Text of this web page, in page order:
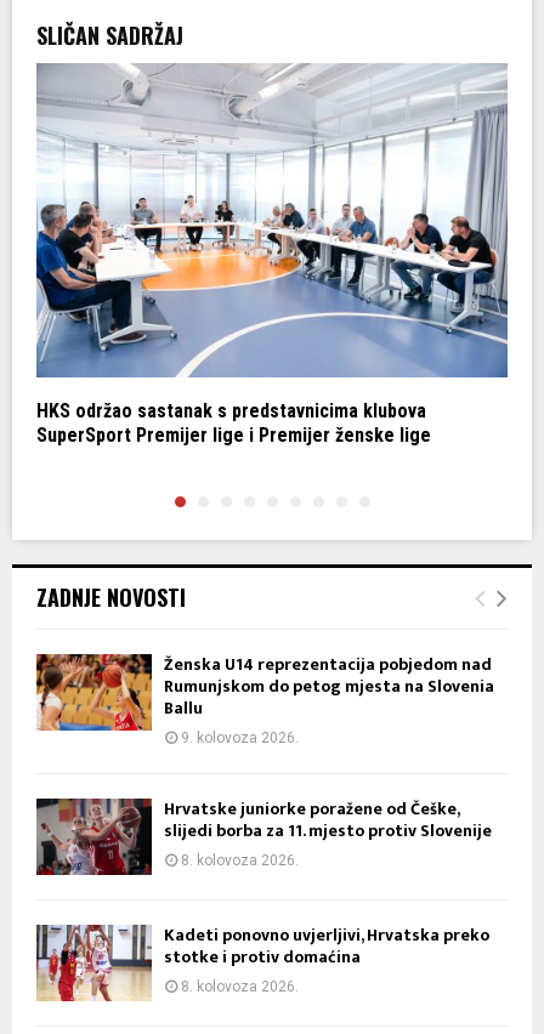
a
p
s
a
SLIČAN SADRŽAJ
HKS održao sastanak s predstavnicima klubova
SuperSport Premijer lige i Premijer ženske lige
ZADNJE NOVOSTI
Ženska U14 reprezentacija pobjedom nad
Rumunjskom do petog mjesta na Slovenia
Ballu
9. kolovoza 2026.
Hrvatske juniorke poražene od Češke,
slijedi borba za 11. mjesto protiv Slovenije
8. kolovoza 2026.
Kadeti ponovno uvjerljivi, Hrvatska preko
stotke i protiv domaćina
8. kolovoza 2026.